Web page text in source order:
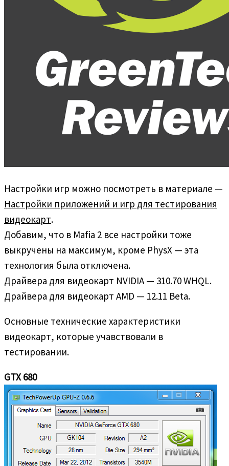
Настройки игр можно посмотреть в материале —
Настройки приложений и игр для тестирования
видеокарт.
Добавим, что в Mafia 2 все настройки тоже
выкручены на максимум, кроме PhysX — эта
технология была отключена.
Драйвера для видеокарт NVIDIA — 310.70 WHQL.
Драйвера для видеокарт AMD — 12.11 Beta.
Основные технические характеристики
видеокарт, которые учавствовали в
тестировании.
GTX 680